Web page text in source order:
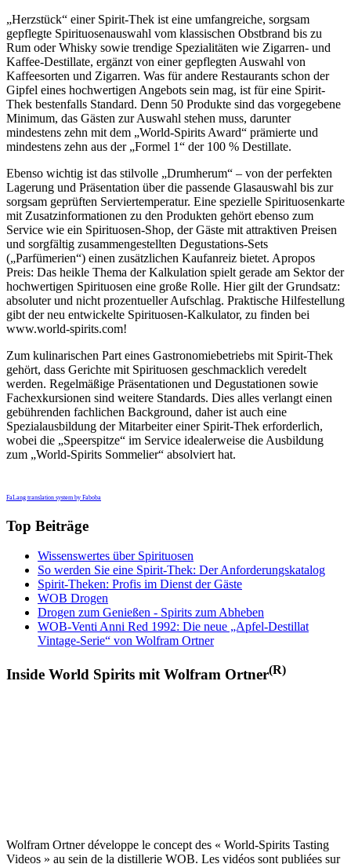
„Herzstück“ einer Spirit-Thek ist eine umfangreiche, sorgsam
gepflegte Spirituosenauswahl vom klassischen Obstbrand bis zu
Rum oder Whisky sowie trendige Spezialitäten wie Zigarren- und
Kaffee-Destillate, ergänzt von einer gepflegten Auswahl von
Kaffeesorten und Zigarren. Was für andere Restaurants schon der
Gipfel eines hochwertigen Angebots sein mag, ist für eine Spirit-
Thek bestenfalls Standard. Denn 50 Produkte sind das vorgegebene
Minimum, das Gästen zur Auswahl stehen muss, darunter
mindestens zehn mit dem „World-Spirits Award“ prämierte und
mindestens zehn aus der „Formel 1“ der 100 % Destillate.
Ebenso wichtig ist das stilvolle „Drumherum“ – von der perfekten
Lagerung und Präsentation über die passende Glasauswahl bis zur
sorgsam geprüften Serviertemperatur. Eine spezielle Spirituosenkarte
mit Zusatzinformationen zu den Produkten gehört ebenso zum
Service wie ein Spirituosen-Shop, der Gäste mit attraktiven Preisen
und sorgfältig zusammengestellten Degustations-Sets
(„Parfümerien“) einen zusätzlichen Kaufanreiz bietet. Apropos
Preis: Das heikle Thema der Kalkulation spielt gerade am Sektor der
hochwertigen Spirituosen eine große Rolle. Hier gilt der Grundsatz:
absoluter und nicht prozentueller Aufschlag. Praktische Hilfestellung
gibt der neu entwickelte Spirituosen-Kalkulator, zu finden bei
www.world-spirits.com!
Zum kulinarischen Part eines Gastronomiebetriebs mit Spirit-Thek
gehört, dass Gerichte mit Spirituosen geschmacklich veredelt
werden. Regelmäßige Präsentationen und Degustationen sowie
Fachexkursionen sind weitere Standards. Dies alles verlangt einen
gebührenden fachlichen Background, daher ist auch eine
Spezialausbildung der Mitarbeiter einer Spirit-Thek erforderlich,
wobei die „Speerspitze“ im Service idealerweise die Ausbildung
zum „World-Spirits Sommelier“ absolviert hat.
FaLang translation system by Faboba
Top Beiträge
Wissenswertes über Spirituosen
So werden Sie eine Spirit-Thek: Der Anforderungskatalog
Spirit-Theken: Profis im Dienst der Gäste
WOB Drogen
Drogen zum Genießen - Spirits zum Abheben
WOB-Venti Anni Red 1992: Die neue „Apfel-Destillat
Vintage-Serie“ von Wolfram Ortner
Inside World Spirits mit Wolfram Ortner(R)
Wolfram Ortner développe le concept des « World-Spirits Tasting
Videos » au sein de la distillerie WOB. Les vidéos sont publiées sur